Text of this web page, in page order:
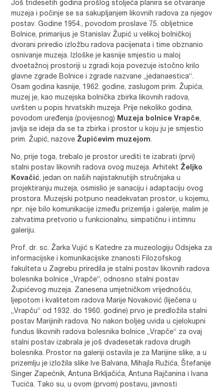
Još tridesetih godina prošlog stoljeća planira se otvaranje
muzeja i počinje se sa sakupljanjem likovnih radova za njegov
postav. Godine 1954., povodom proslave 75. obljetnice
Bolnice, primarijus je Stanislav Župić u velikoj bolničkoj
dvorani priredio izložbu radova pacijenata i time obznanio
osnivanje muzeja. Izloške je kasnije smjestio u maloj
dvoetažnoj prostoriji u zgradi koja povezuje istočno krilo
glavne zgrade Bolnice i zgrade nazvane „jedanaestica“.
Osam godina kasnije, 1962. godine, zaslugom prim. Župića,
muzej je, kao muzejska bolnička zbirka likovnih radova,
uvršten u popis hrvatskih muzeja. Prije nekoliko godina,
povodom uređenja (povijesnog) Muzeja bolnice Vrapče,
javlja se ideja da se ta zbirka i prostor u koju ju je smjestio
prim. Župić, nazove Župićevim muzejom.
No, prije toga, trebalo je prostor urediti te izabrati (prvi)
stalni postav likovnih radova ovog muzeja. Arhitekt Željko
Kovačić, jedan on naših najistaknutijih stručnjaka u
projektiranju muzeja, osmislio je sanaciju i adaptaciju ovog
prostora. Muzejski potpuno neadekvatan prostor, u kojemu,
npr. nije bilo komunikacije između prizemlja i galerije, malim je
zahvatima pretvorio u funkcionalnu, simpatičnu i intimnu
galeriju.
Prof. dr. sc. Žarka Vujić s Katedre za muzeologiju Odsjeka za
informacijske i komunikacijske znanosti Filozofskog
fakulteta u Zagrebu priredila je stalni postav likovnih radova
bolesnika bolnice „Vrapče“, odnosno stalni postav
Župićevog muzeja. Zanesena umjetničkom vrijednošću,
ljepotom i kvalitetom radova Marije Novaković (liječena u
„Vrapču“ od 1932. do 1960. godine) prvo je predložila stalni
postav Marijinih radova. No nakon boljeg uvida u cjelokupni
fundus likovnih radova bolesnika bolnice „Vrapče“ za ovaj
stalni postav izabrala je još dvadesetak radova drugih
bolesnika. Prostor na galeriji ostavila je za Marijine slike, a u
prizemlju je izložila slike Ive Balvana, Mihajla Ružića, Štefanije
Singer Zapećnik, Antuna Brkljačića, Antuna Rajčanina i Ivana
Tucića. Tako su, u ovom (prvom) postavu, javnosti